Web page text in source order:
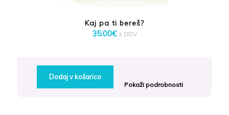
Kaj pa ti bereš?
35.00€ z DDV
Dodaj v košarico
Pokaži podrobnosti